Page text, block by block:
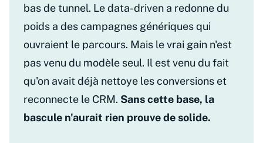
bas de tunnel. Le data-driven a redonne du
poids a des campagnes génériques qui
ouvraient le parcours. Mais le vrai gain n'est
pas venu du modèle seul. Il est venu du fait
qu'on avait déjà nettoye les conversions et
reconnecte le CRM. Sans cette base, la
bascule n'aurait rien prouve de solide.